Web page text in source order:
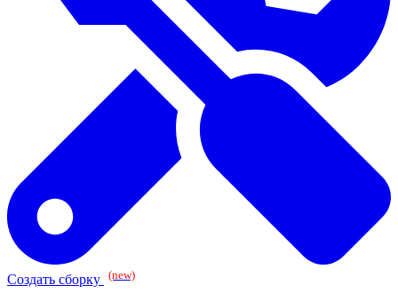
Создать сборку (new)